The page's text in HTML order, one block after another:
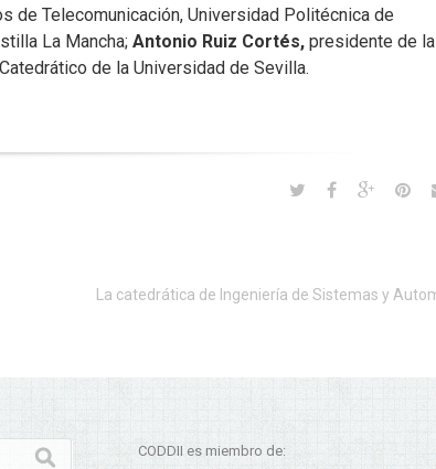
de Telecomunicación, Universidad Politécnica de
La Mancha; Antonio Ruiz Cortés, presidente de la
de la Universidad de Sevilla.
CODDII es miembro de: